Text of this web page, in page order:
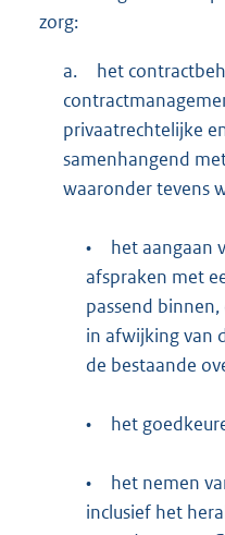
zorg:
a.
het
privaatrechtelijke
samenhangend
waaronder tevens
•
het aangaan
afspraken met
passend
in afwijking van
de bestaande
• het
•
het nemen
inclusief het